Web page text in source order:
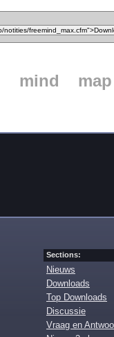
mind
map
Sections:
Nieuws
Downloads
Top Downloads
Discussie
Vraag en